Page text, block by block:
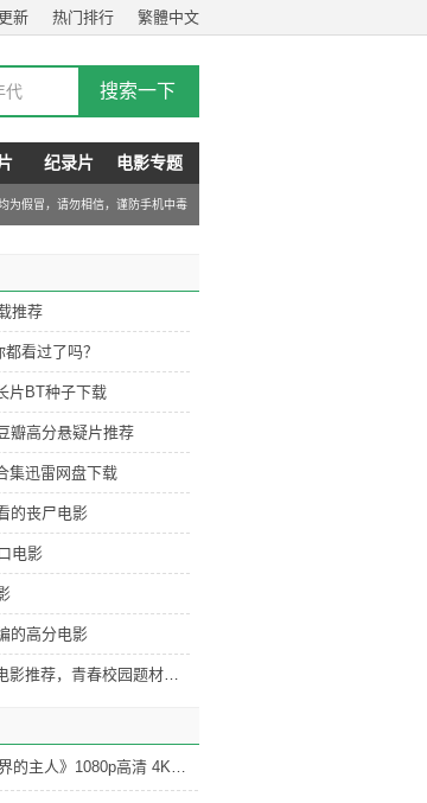
繁體中文
热门排行
新
纪录片 电影专题
为假冒，请勿相信，谨防手机中毒
推荐
看过了吗？
片BT种子下载
瓣高分悬疑片推荐
集迅雷网盘下载
的丧尸电影
电影
的高分电影
好看的青春校园题材电影推荐，青春校园题材电影排行
2025韩国电影《世界的主人》1080p高清 4K网盘迅雷下载